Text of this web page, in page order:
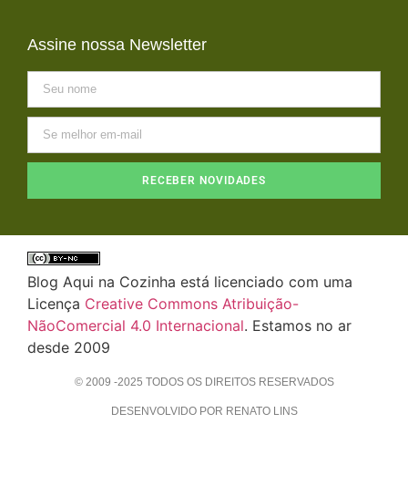
Assine nossa Newsletter
RECEBER NOVIDADES
Blog Aqui na Cozinha está licenciado com uma
Licença Creative Commons Atribuição-
NãoComercial 4.0 Internacional. Estamos no ar
desde 2009
© 2009 -2025 TODOS OS DIREITOS RESERVADOS
DESENVOLVIDO POR RENATO LINS